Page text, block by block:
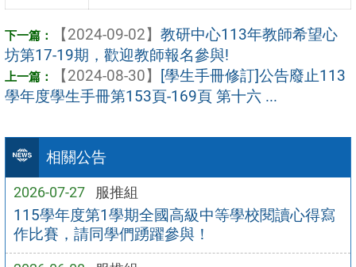
相關公告
2026-07-27 服推組
115學年度第1學期全國高級中等學校閱讀心得寫
作比賽，請同學們踴躍參與！
【2024-09-02】 教研中心113年教師希望心
坊第17-19期，歡迎教師報名參與!
【2024-08-30】
[學生手冊修訂]公告廢止113
學年度學生手冊第153頁-169頁 第十六 ...